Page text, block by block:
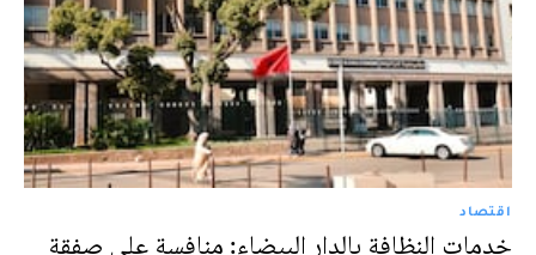
اقتصاد
خدمات النظافة بالدار البيضاء: منافسة على صفقة